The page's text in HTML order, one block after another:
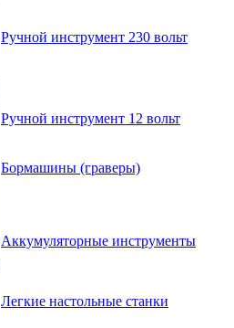
Ручной инструмент 230 вольт
Ручной инструмент 12 вольт
Бормашины (граверы)
Аккумуляторные инструменты
Легкие настольные станки